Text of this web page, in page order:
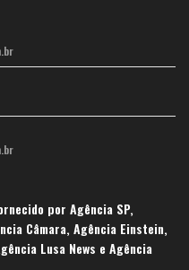
por Agência SP,
Câmara, Agência Einstein,
Lusa News e Agência